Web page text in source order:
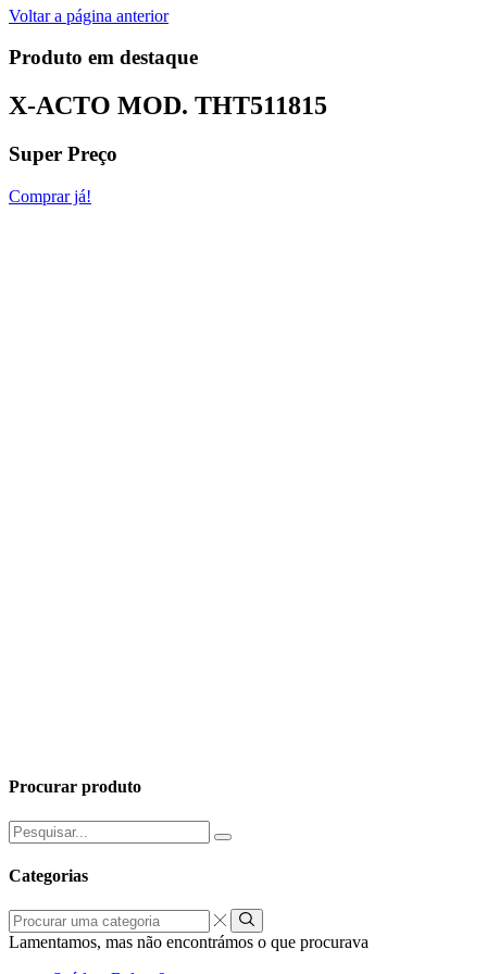
Voltar a página anterior
Produto em destaque
X-ACTO MOD. THT511815
Super Preço
Comprar já!
Procurar produto
Pesquisar
por:
Categorias
Procurar
uma
categoria
Lamentamos, mas não encontrámos o que procurava